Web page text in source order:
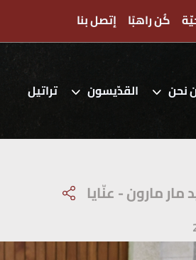
كُن راهبًا إتصل بنا
نحن القدّيسون تراتيل
مارون - عنّايا